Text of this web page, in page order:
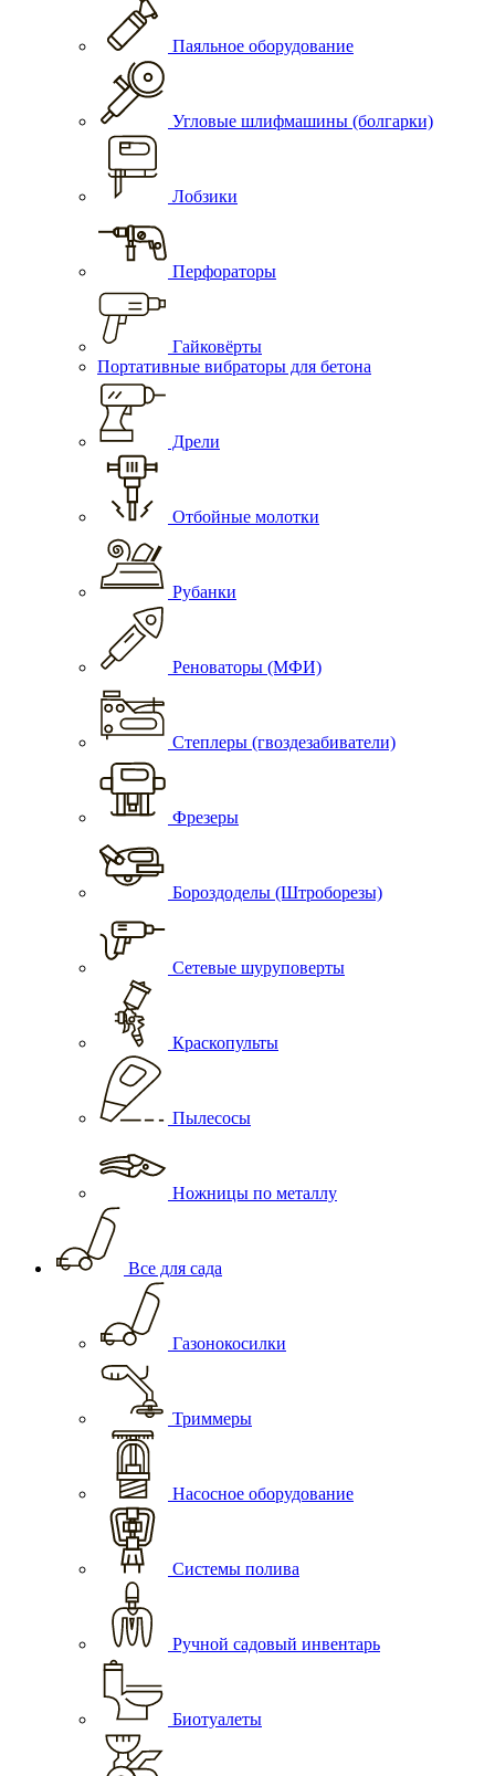
Паяльное оборудование
Угловые шлифмашины (болгарки)
Лобзики
Перфораторы
Гайковёрты
Портативные вибраторы для бетона
Дрели
Отбойные молотки
Рубанки
Реноваторы (МФИ)
Степлеры (гвоздезабиватели)
Фрезеры
Бороздоделы (Штроборезы)
Сетевые шуруповерты
Краскопульты
Пылесосы
Ножницы по металлу
Все для сада
Газонокосилки
Триммеры
Насосное оборудование
Системы полива
Ручной садовый инвентарь
Биотуалеты